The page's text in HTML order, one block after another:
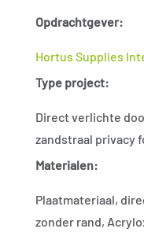
Opdrachtgever:
Hortus Supplies
Type project:
Direct verlichte
zandstraal privacy
Materialen:
Plaatmateriaal,
zonder rand,